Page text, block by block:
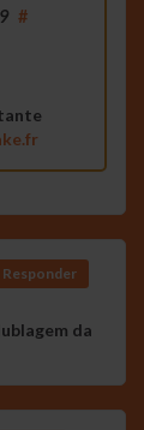
#
Responder
da